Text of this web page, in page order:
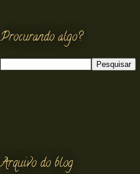
Procurando algo?
Arquivo do blog